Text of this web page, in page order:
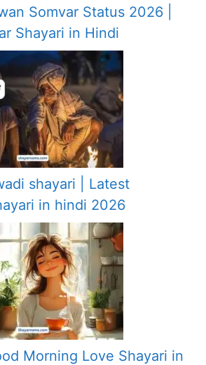
Somvar Status 2026 |
Shayari in Hindi
shayari | Latest
in hindi 2026
Morning Love Shayari in